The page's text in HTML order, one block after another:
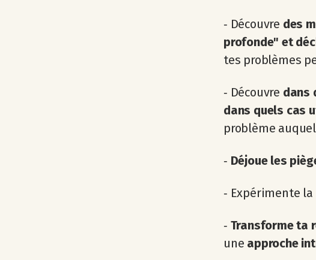
‐ Découvre des
profonde" et
tes problèmes
‐ Découvre dans
dans quels cas
problème
‐ Déjoue les
‐ Expérimente
‐ Transforme ta
une approche